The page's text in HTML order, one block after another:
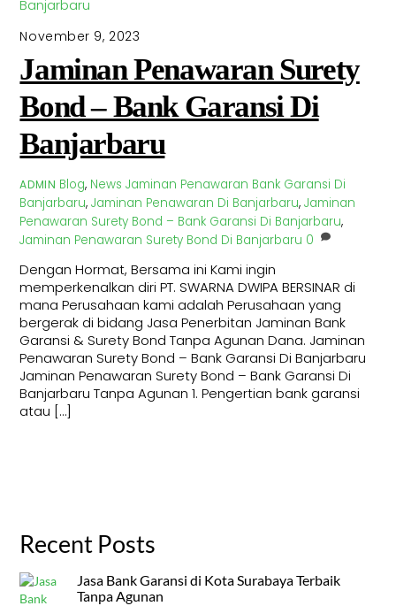
November 9, 2023
Jaminan Penawaran Surety
Bond – Bank Garansi Di
Banjarbaru
ADMIN Blog, News Jaminan Penawaran Bank Garansi Di
Banjarbaru,Jaminan Penawaran Di Banjarbaru,Jaminan
Penawaran Surety Bond – Bank Garansi Di Banjarbaru,
Jaminan Penawaran Surety Bond Di Banjarbaru 0
Dengan Hormat, Bersama ini Kami ingin
memperkenalkan diri PT. SWARNA DWIPA BERSINAR di
mana Perusahaan kami adalah Perusahaan yang
bergerak di bidang Jasa Penerbitan Jaminan Bank
Garansi & Surety Bond Tanpa Agunan Dana. Jaminan
Penawaran Surety Bond – Bank Garansi Di Banjarbaru
Jaminan Penawaran Surety Bond – Bank Garansi Di
Banjarbaru Tanpa Agunan 1. Pengertian bank garansi
atau […]
Recent Posts
Jasa Bank Garansi di Kota Surabaya Terbaik
Tanpa Agunan